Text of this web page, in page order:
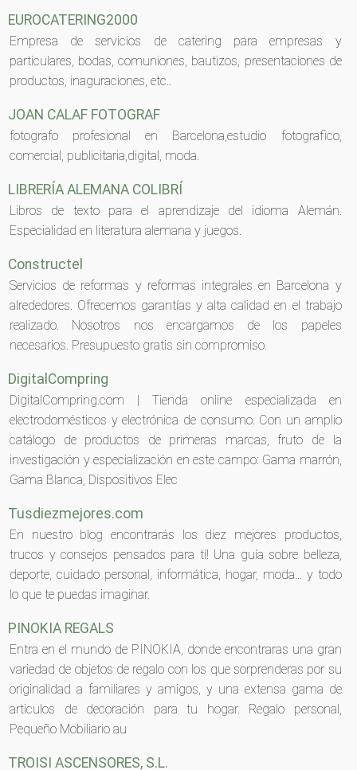
EUROCATERING2000
Empresa de servicios de catering para empresas y
particulares, bodas, comuniones, bautizos, presentaciones de
productos, inaguraciones, etc..
JOAN CALAF FOTOGRAF
fotografo profesional en Barcelona,estudio fotografico,
comercial, publicitaria,digital, moda.
LIBRERÍA ALEMANA COLIBRÍ
Libros de texto para el aprendizaje del idioma Alemán.
Especialidad en literatura alemana y juegos.
Constructel
Servicios de reformas y reformas integrales en Barcelona y
alrededores. Ofrecemos garantías y alta calidad en el trabajo
realizado. Nosotros nos encargamos de los papeles
necesarios. Presupuesto gratis sin compromiso.
DigitalCompring
DigitalCompring.com | Tienda online especializada en
electrodomésticos y electrónica de consumo. Con un amplio
catálogo de productos de primeras marcas, fruto de la
investigación y especialización en este campo: Gama marrón,
Gama Blanca, Dispositivos Elec
Tusdiezmejores.com
En nuestro blog encontrarás los diez mejores productos,
trucos y consejos pensados para tí! Una guía sobre belleza,
deporte, cuidado personal, informática, hogar, moda... y todo
lo que te puedas imaginar.
PINOKIA REGALS
Entra en el mundo de PINOKIA, donde encontraras una gran
variedad de objetos de regalo con los que sorprenderas por su
originalidad a familiares y amigos, y una extensa gama de
articulos de decoración para tu hogar. Regalo personal,
Pequeño Mobiliario au
TROISI ASCENSORES, S.L.